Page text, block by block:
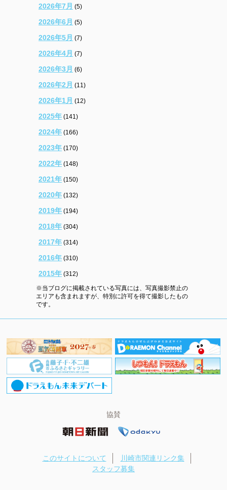
2026年7月 (5)
2026年6月 (5)
2026年5月 (7)
2026年4月 (7)
2026年3月 (6)
2026年2月 (11)
2026年1月 (12)
2025年 (141)
2024年 (166)
2023年 (170)
2022年 (148)
2021年 (150)
2020年 (132)
2019年 (194)
2018年 (304)
2017年 (314)
2016年 (310)
2015年 (312)
※当ブログに掲載されている写真には、写真撮影禁止の
エリアも含まれますが、特別に許可を得て撮影したもの
です。
協賛
このサイトについて
川崎市関連リンク集
スタッフ募集